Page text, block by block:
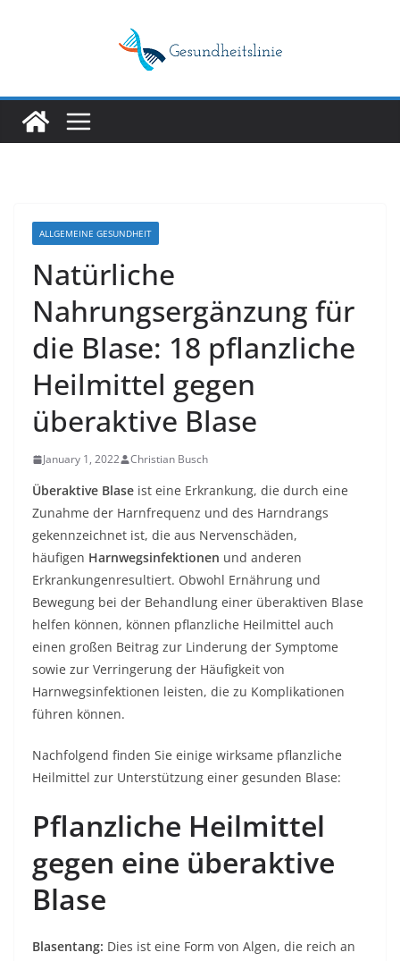
ALLGEMEINE GESUNDHEIT
Natürliche
Nahrungsergänzung für
die Blase: 18 pflanzliche
Heilmittel gegen
überaktive Blase
January 1, 2022 Christian Busch
Überaktive Blase ist eine Erkrankung, die durch eine
Zunahme der Harnfrequenz und des Harndrangs
gekennzeichnet ist, die aus Nervenschäden,
häufigen Harnwegsinfektionen und anderen
Erkrankungenresultiert. Obwohl Ernährung und
Bewegung bei der Behandlung einer überaktiven Blase
helfen können, können pflanzliche Heilmittel auch
einen großen Beitrag zur Linderung der Symptome
sowie zur Verringerung der Häufigkeit von
Harnwegsinfektionen leisten, die zu Komplikationen
führen können.
Nachfolgend finden Sie einige wirksame pflanzliche
Heilmittel zur Unterstützung einer gesunden Blase:
Pflanzliche Heilmittel
gegen eine überaktive
Blase
Blasentang: Dies ist eine Form von Algen, die reich an